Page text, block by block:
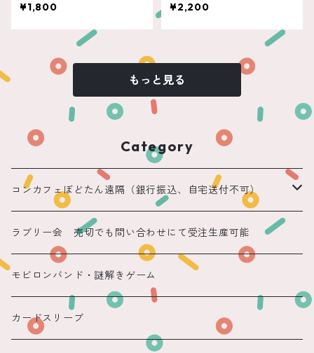
¥1,800
¥2,200
もっと見る
Category
コンカフェぼどたん遠隔（銀行振込、自宅送付不可）
遠隔 ちほまる
遠隔 ねこ
遠隔 あまね
ラブリー会 売切でも問い合わせにて受注生産可能
モビロンバンド・謎解きゲーム
カードスリーブ